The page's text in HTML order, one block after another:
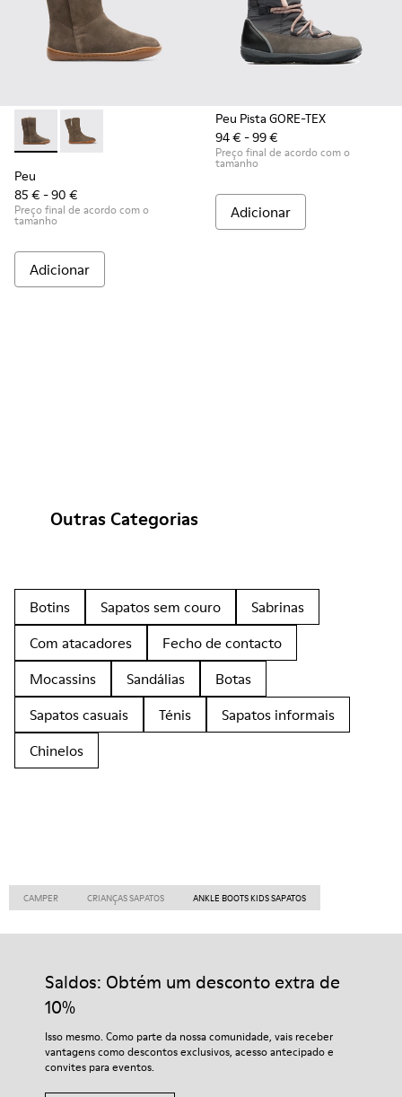
Peu - K900192-001 - Brown Gray
Peu - K900192-004
Peu
85 € - 90 €
Preço final de acordo com o
tamanho
Adicionar
Peu Pista GORE-TEX
94 € - 99 €
Preço final de acordo com o
tamanho
Adicionar
Outras Categorias
Botins Sapatos sem couro
Sabrinas
Com atacadores
Fecho de contacto
Mocassins
Sandálias
Botas
Sapatos casuais
Ténis
Sapatos informais
Chinelos
CAMPER CRIANÇAS SAPATOS ANKLE BOOTS KIDS SAPATOS
Saldos: Obtém um desconto extra de
10%
Isso mesmo. Como parte da nossa comunidade, vais receber
vantagens como descontos exclusivos, acesso antecipado e
convites para eventos.